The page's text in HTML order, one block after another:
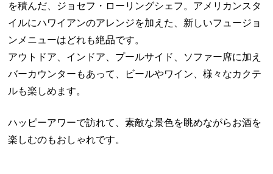
を積んだ、ジョセフ・ローリングシェフ。アメリカンスタ
イルにハワイアンのアレンジを加えた、新しいフュージョ
ンメニューはどれも絶品です。
アウトドア、インドア、プールサイド、ソファー席に加え
バーカウンターもあって、ビールやワイン、様々なカクテ
ルも楽しめます。
ハッピーアワーで訪れて、素敵な景色を眺めながらお酒を
楽しむのもおしゃれです。